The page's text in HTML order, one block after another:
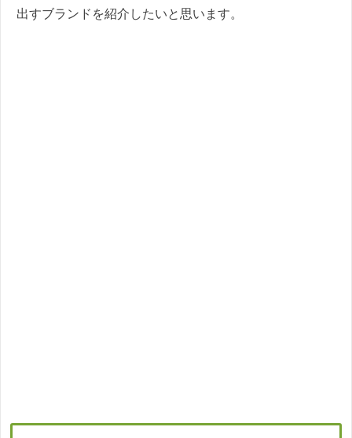
出すブランドを紹介したいと思います。